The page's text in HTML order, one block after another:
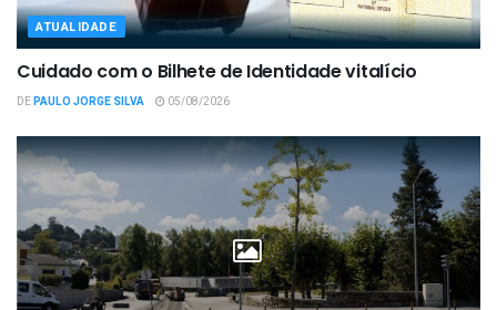
ATUALIDADE
Cuidado com o Bilhete de Identidade vitalício
DEPAULO JORGE SILVA 05/08/2026